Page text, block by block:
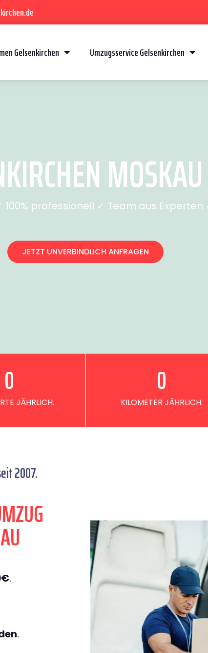
Gelsenkirchen Umzugsservice Gelsenkirchen
professionell ✓ Team aus
JETZT UNVERBINDLICH ANFRAGEN
JÄHRLICH.
0
KILOMETER JÄHRLICH.
0
2007.
.
.